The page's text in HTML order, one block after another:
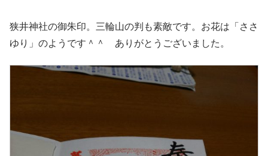
狭井神社の御朱印。三輪山の判も素敵です。お花は「ささ
ゆり」のようです＾＾ ありがとうございました。